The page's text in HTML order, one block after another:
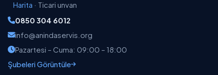
Harita · Ticari unvan
0850 304 6012
info@anindaservis.org
Pazartesi – Cuma: 09:00 – 18:00
Şubeleri Görüntüle